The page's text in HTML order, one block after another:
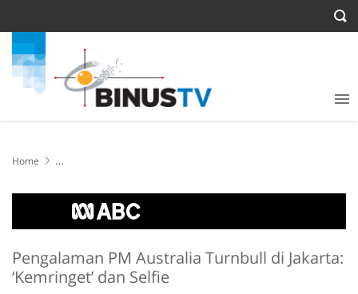
Home
Pengalaman PM Australia Turnbull di Jakarta:
‘Kemringet’ dan Selfie